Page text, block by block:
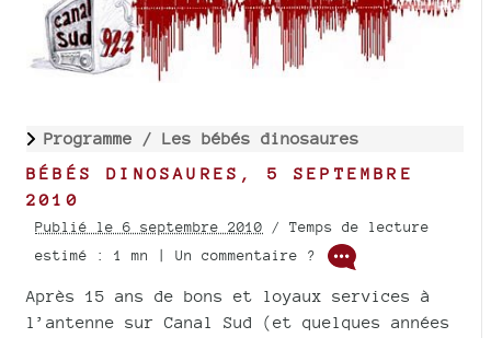
Programme / Les bébés dinosaures
BÉBÉS DINOSAURES, 5 SEPTEMBRE
2010
Publié le 6 septembre 2010 / Temps de lecture
estimé : 1 mn | Un commentaire ?
Après 15 ans de bons et loyaux services à
l’antenne sur Canal Sud (et quelques années